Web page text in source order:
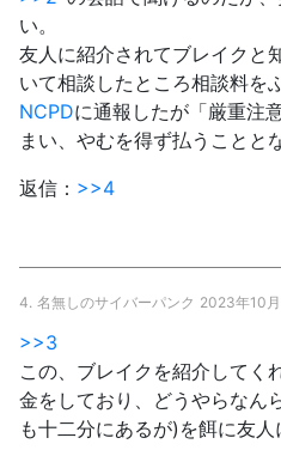
い。
友人に紹介されてブレイクと
いて相談したところ相談料を
NCPDに通報したが「厳重注
まい、やむを得ず払うことと
返信： >>4
4. 名無しのサイバーパンク 2023年10
>>3
この、ブレイクを紹介してく
金をしており、どうやらなん
も十二分にあるが)を餌に友